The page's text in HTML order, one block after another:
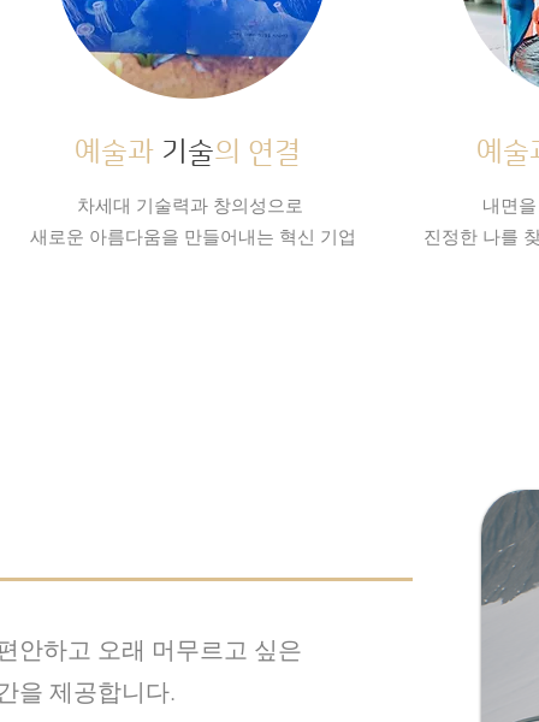
예술과 기술의 연결 예
차세대 기술력과 창의성으로
새로운 아름다움을 만들어내는 혁신 기업
내면
진정한 나를
안하고 오래 머무르고 싶은​
을 제공합니다.​